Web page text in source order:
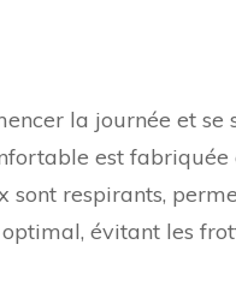
la journée et se
est
sont respirants,
évitant les